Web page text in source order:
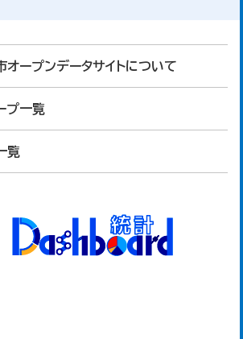
オープンデータサイトについて
プ一覧
覧
人口増減・面積・人口密
の統計「2-10 秋田県年齢
村の数値を合算したもの
を参照しています。